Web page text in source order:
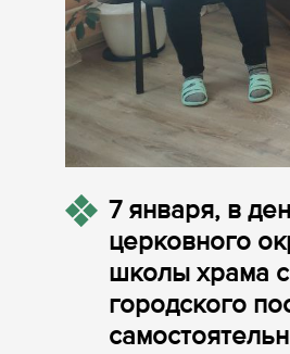
7 января, в
церковного
школы храма
городского